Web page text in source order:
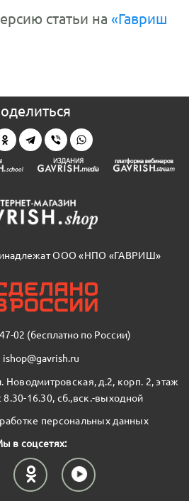
статьи на «Гавриш
ООО «НПО «ГАВРИШ»
02 (бесплатно по России)
ishop@gavrish.ru
Новодмитровская, д.2, корп. 2, этаж
8.30-16.30, сб.,вск.-выходной
персональных данных
в соцсетях: